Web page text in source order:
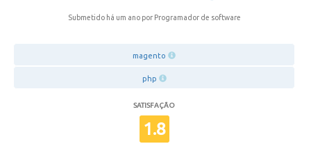
Submetido há um ano por Programador de software
magento
php
SATISFAÇÃO
1.8